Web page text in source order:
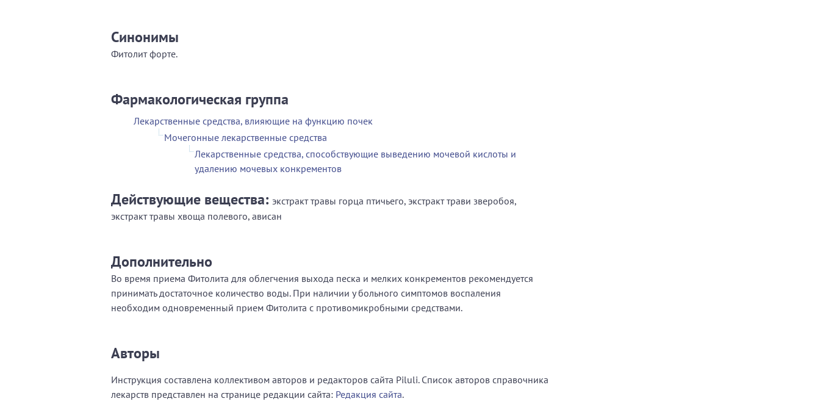
Синонимы
Фитолит форте.
Фармакологическая группа
Лекарственные средства, влияющие на функцию почек
Мочегонные лекарственные средства
Лекарственные средства, способствующие выведению мочевой кислоты и
удалению мочевых конкрементов
Действующие вещества: экстракт травы горца птичьего, экстракт трави зверобоя,
экстракт травы хвоща полевого, ависан
Дополнительно
Во время приема Фитолита для облегчения выхода песка и мелких конкрементов рекомендуется
принимать достаточное количество воды. При наличии у больного симптомов воспаления
необходим одновременный прием Фитолита с противомикробными средствами.
Авторы
Инструкция составлена коллективом авторов и редакторов сайта Piluli. Список авторов справочника
лекарств представлен на странице редакции сайта: Редакция сайта.